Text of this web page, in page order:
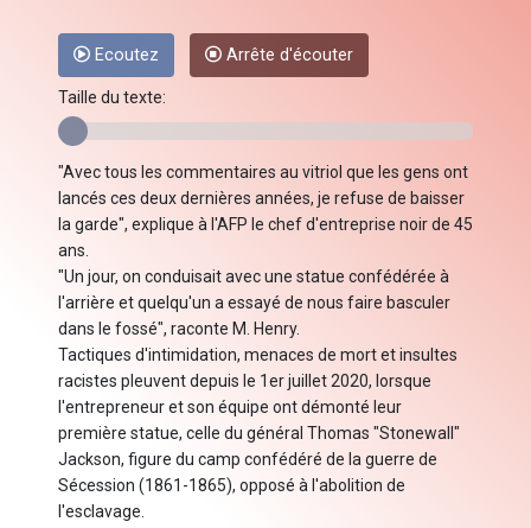
Ecoutez Arrête d'écouter
Taille du texte:
"Avec tous les commentaires au vitriol que les gens ont
lancés ces deux dernières années, je refuse de baisser
la garde", explique à l'AFP le chef d'entreprise noir de 45
ans.
"Un jour, on conduisait avec une statue confédérée à
l'arrière et quelqu'un a essayé de nous faire basculer
dans le fossé", raconte M. Henry.
Tactiques d'intimidation, menaces de mort et insultes
racistes pleuvent depuis le 1er juillet 2020, lorsque
l'entrepreneur et son équipe ont démonté leur
première statue, celle du général Thomas "Stonewall"
Jackson, figure du camp confédéré de la guerre de
Sécession (1861-1865), opposé à l'abolition de
l'esclavage.